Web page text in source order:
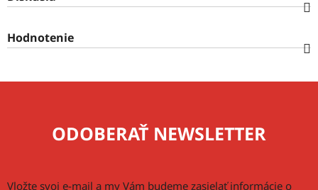
Hodnotenie
ODOBERAŤ NEWSLETTER
Vložte svoj e-mail a my Vám budeme zasielať informácie o